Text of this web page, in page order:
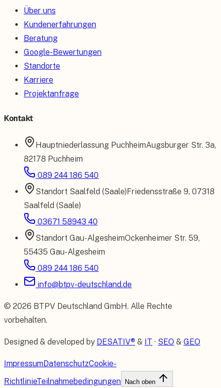
Über uns
Kundenerfahrungen
Beratung
Google-Bewertungen
Standorte
Karriere
Projektanfrage
Kontakt
Hauptniederlassung PuchheimAugsburger Str. 3a,
82178 Puchheim
089 244 186 540
Standort Saalfeld (Saale)Friedensstraße 9, 07318
Saalfeld (Saale)
03671 58943 40
Standort Gau-AlgesheimOckenheimer Str. 59,
55435 Gau-Algesheim
089 244 186 540
info@btpv-deutschland.de
© 2026 BTPV Deutschland GmbH. Alle Rechte
vorbehalten.
Designed & developed by DESATIV® & IT · SEO & GEO
ImpressumDatenschutzCookie-
RichtlinieTeilnahmebedingungen Nach oben